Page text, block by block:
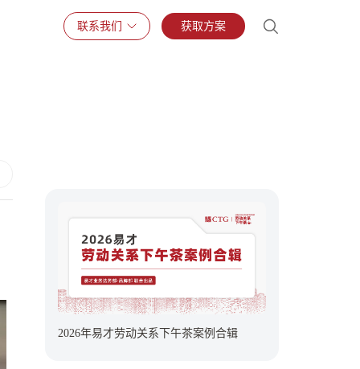
联系我们 获取方案
2026年易才劳动关系下午茶案例合辑